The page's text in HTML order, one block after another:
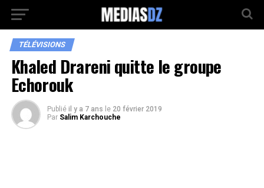
TÉLÉVISIONS
Khaled Drareni quitte le groupe
Echorouk
Publié il y a 7 ans le 20 février 2019
Par Salim Karchouche